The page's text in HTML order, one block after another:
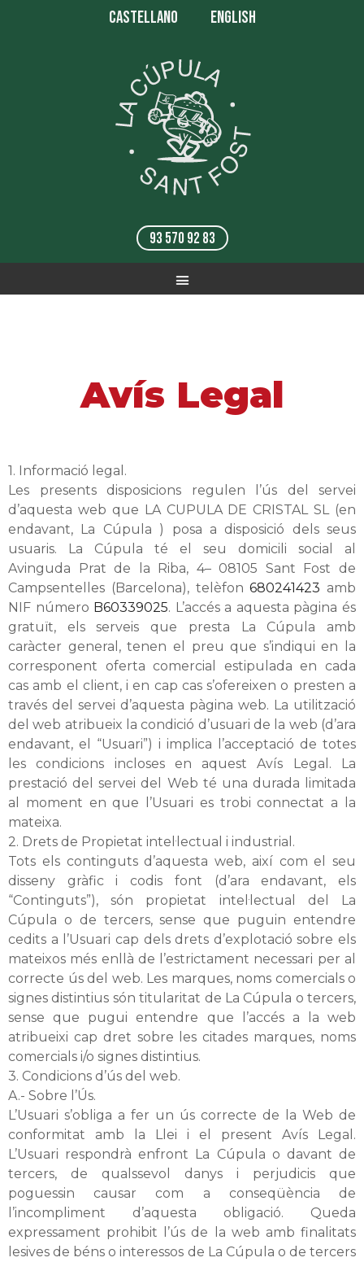
CASTELLANO ENGLISH
93 570 92 83
Avís Legal
1. Informació legal.
Les presents disposicions regulen l’ús del servei
d’aquesta web que LA CUPULA DE CRISTAL SL (en
endavant, La Cúpula ) posa a disposició dels seus
usuaris. La Cúpula té el seu domicili social al
Avinguda Prat de la Riba, 4– 08105 Sant Fost de
Campsentelles (Barcelona), telèfon680241423 amb
NIF número B60339025. L’accés a aquesta pàgina és
gratuït, els serveis que presta La Cúpula amb
caràcter general, tenen el preu que s’indiqui en la
corresponent oferta comercial estipulada en cada
cas amb el client, i en cap cas s’ofereixen o presten a
través del servei d’aquesta pàgina web. La utilització
del web atribueix la condició d’usuari de la web (d’ara
endavant, el “Usuari”) i implica l’acceptació de totes
les condicions incloses en aquest Avís Legal. La
prestació del servei del Web té una durada limitada
al moment en que l’Usuari es trobi connectat a la
mateixa.
2. Drets de Propietat intel·lectual i industrial.
Tots els continguts d’aquesta web, així com el seu
disseny gràfic i codis font (d’ara endavant, els
“Continguts”), són propietat intel·lectual del La
Cúpula o de tercers, sense que puguin entendre
cedits a l’Usuari cap dels drets d’explotació sobre els
mateixos més enllà de l’estrictament necessari per al
correcte ús del web. Les marques, noms comercials o
signes distintius són titularitat de La Cúpula o tercers,
sense que pugui entendre que l’accés a la web
atribueixi cap dret sobre les citades marques, noms
comercials i/o signes distintius.
3. Condicions d’ús del web.
A.- Sobre l’Ús.
L’Usuari s’obliga a fer un ús correcte de la Web de
conformitat amb la Llei i el present Avís Legal.
L’Usuari respondrà enfront La Cúpula o davant de
tercers, de qualssevol danys i perjudicis que
poguessin causar com a conseqüència de
l’incompliment d’aquesta obligació. Queda
expressament prohibit l’ús de la web amb finalitats
lesives de béns o interessos de La Cúpula o de tercers